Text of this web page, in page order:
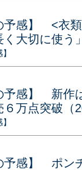
予感】 <衣
く大切に使う
予感】 新作
６万点突破（
予感】 ポン